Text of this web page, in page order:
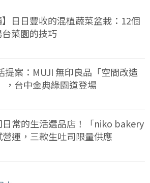
】日日豐收的混植蔬菜盆栽：12個
菜園的技巧
提案：MUJI 無印良品「空間改造
，台中金典綠園道登場
日常的生活選品店！「niko bakery
營運，三款生吐司限量供應